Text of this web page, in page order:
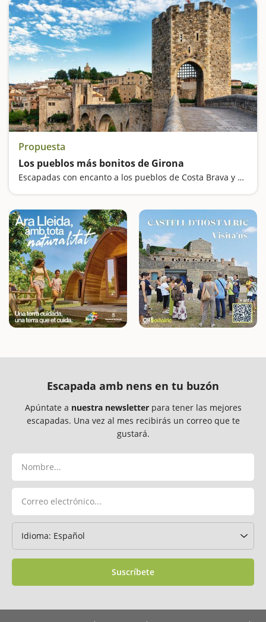
Propuesta
Los pueblos más bonitos de Girona
Escapadas con encanto a los pueblos de Costa Brava y del interior de Girona
Escapada amb nens en tu buzón
Apúntate a nuestra newsletterpara tener las mejores
escapadas. Una vez al mes recibirás un correo que te
gustará.
Suscríbete